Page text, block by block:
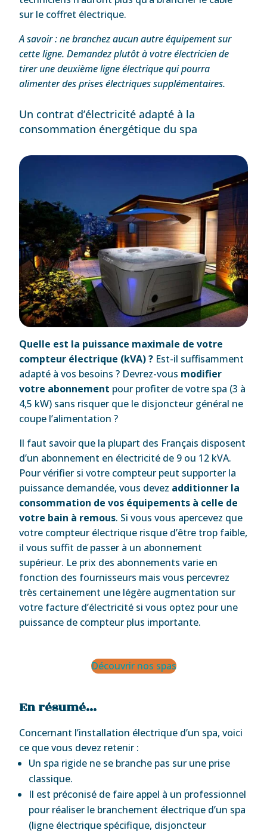
sur le coffret électrique.
A savoir : ne branchez aucun autre équipement sur
cette ligne. Demandez plutôt à votre électricien de
tirer une deuxième ligne électrique qui pourra
alimenter des prises électriques supplémentaires.
Un contrat d’électricité adapté à la
consommation énergétique du spa
Quelle est la puissance maximale de votre
compteur électrique (kVA) ? Est-il suffisamment
adapté à vos besoins ? Devrez-vous modifier
votre abonnement pour profiter de votre spa (3 à
4,5 kW) sans risquer que le disjoncteur général ne
coupe l’alimentation ?
Il faut savoir que la plupart des Français disposent
d’un abonnement en électricité de 9 ou 12 kVA.
Pour vérifier si votre compteur peut supporter la
puissance demandée, vous devez additionner la
consommation de vos équipements à celle de
votre bain à remous. Si vous vous apercevez que
votre compteur électrique risque d’être trop faible,
il vous suffit de passer à un abonnement
supérieur. Le prix des abonnements varie en
fonction des fournisseurs mais vous percevrez
très certainement une légère augmentation sur
votre facture d’électricité si vous optez pour une
puissance de compteur plus importante.
Découvrir nos spas
En résumé…
Concernant l’installation électrique d’un spa, voici
ce que vous devez retenir :
Un spa rigide ne se branche pas sur une prise
classique.
Il est préconisé de faire appel à un professionnel
pour réaliser le branchement électrique d’un spa
(ligne électrique spécifique, disjoncteur